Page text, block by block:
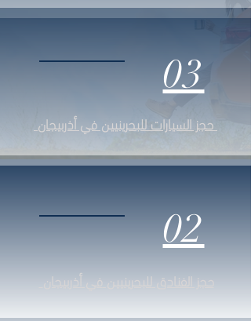
03
حجز السياراتللبحرينيين
02
حجز الفنادقللبحرينيينفي أذربيجان